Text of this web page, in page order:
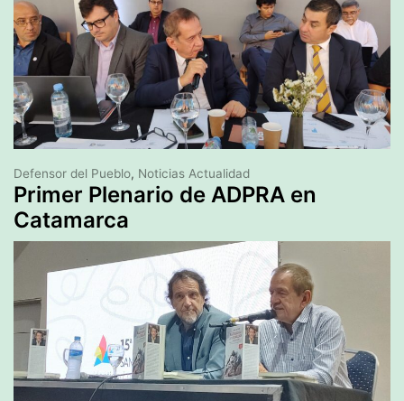
Primer Plenario de ADPRA en
Catamarca
Defensor del Pueblo, Noticias Actualidad